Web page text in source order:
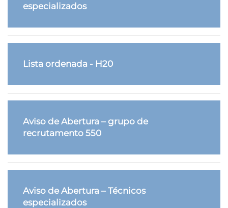
especializados
Lista ordenada - H20
Aviso de Abertura – grupo de
recrutamento 550
Aviso de Abertura – Técnicos
especializados